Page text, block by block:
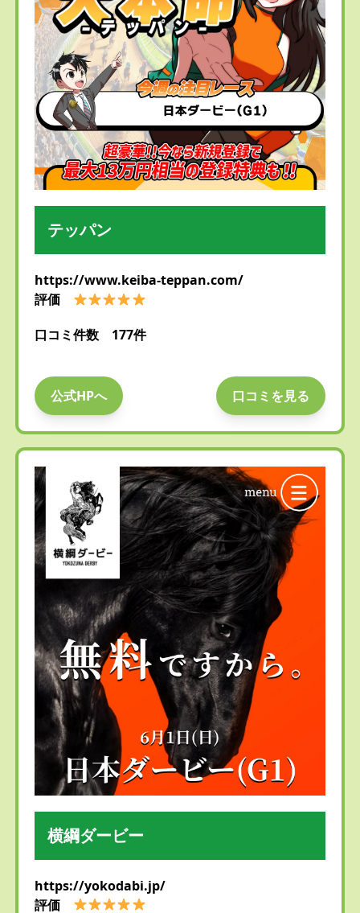
テッパン
https://www.keiba-teppan.com/
評価
口コミ件数 177件
公式HPへ 口コミを見る
横綱ダービー
https://yokodabi.jp/
評価